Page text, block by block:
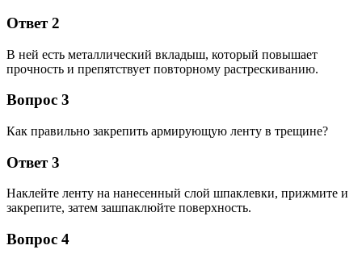
Ответ 2
В ней есть металлический вкладыш, который повышает
прочность и препятствует повторному растрескиванию.
Вопрос 3
Как правильно закрепить армирующую ленту в трещине?
Ответ 3
Наклейте ленту на нанесенный слой шпаклевки, прижмите и
закрепите, затем зашпаклюйте поверхность.
Вопрос 4